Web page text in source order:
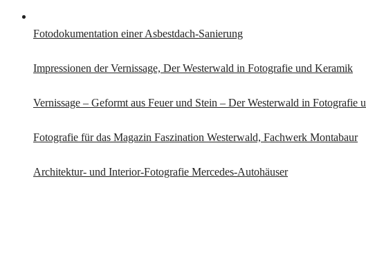
Fotodokumentation einer Asbestdach-Sanierung
Impressionen der Vernissage, Der Westerwald in Fotografie und Keramik
Vernissage – Geformt aus Feuer und Stein – Der Westerwald in Fotografie
Fotografie für das Magazin Faszination Westerwald, Fachwerk Montabaur
Architektur- und Interior-Fotografie Mercedes-Autohäuser